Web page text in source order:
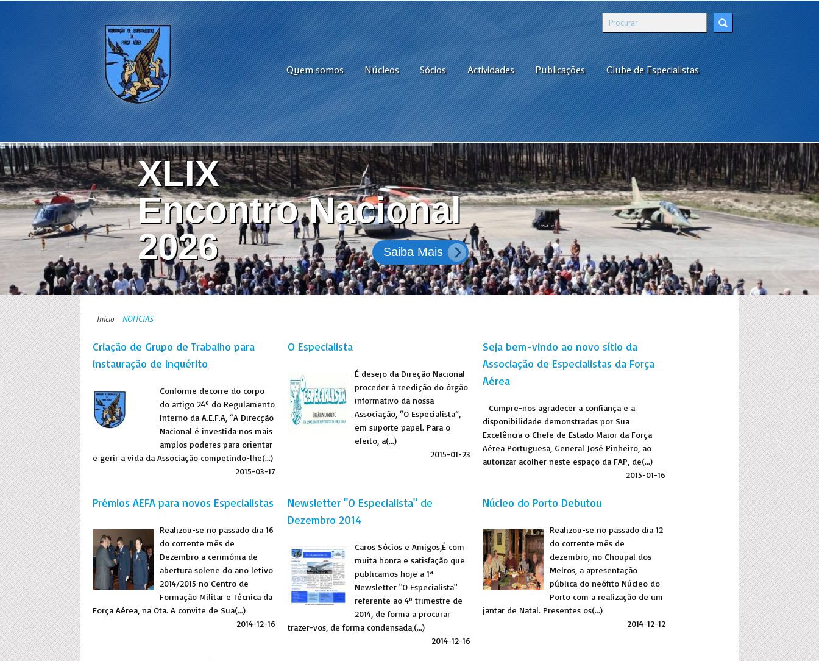
Quem somos Núcleos Sócios Actividades Publicações Clube de Especialistas
XLIX
Encontro Nacional
2026
Saiba Mais
Início NOTÍCIAS
Criação de Grupo de Trabalho para
instauração de inquérito
Conforme decorre do corpo
do artigo 24º do Regulamento
Interno da A.E.F.A, “A Direcção
Nacional é investida nos mais
amplos poderes para orientar
e gerir a vida da Associação competindo-lhe(...)
2015-03-17
O Especialista
É desejo da Direção Nacional
proceder à reedição do órgão
informativo da nossa
Associação, “O Especialista”,
em suporte papel. Para o
efeito, a(...)
2015-01-23
Seja bem-vindo ao novo sítio da
Associação de Especialistas da Força
Aérea
Cumpre-nos agradecer a confiança e a
disponibilidade demonstradas por Sua
Excelência o Chefe de Estado Maior da Força
Aérea Portuguesa, General José Pinheiro, ao
autorizar acolher neste espaço da FAP, de(...)
2015-01-16
Prémios AEFA para novos Especialistas
Realizou-se no passado dia 16
do corrente mês de
Dezembro a cerimónia de
abertura solene do ano letivo
2014/2015 no Centro de
Formação Militar e Técnica da
Força Aérea, na Ota. A convite de Sua(...)
2014-12-16
Newsletter "O Especialista" de
Dezembro 2014
Caros Sócios e Amigos,É com
muita honra e satisfação que
publicamos hoje a 1ª
Newsletter "O Especialista"
referente ao 4º trimestre de
2014, de forma a procurar
trazer-vos, de forma condensada,(...)
2014-12-16
Núcleo do Porto Debutou
Realizou-se no passado dia 12
do corrente mês de
dezembro, no Choupal dos
Melros, a apresentação
pública do neófito Núcleo do
Porto com a realização de um
jantar de Natal. Presentes os(...)
2014-12-12